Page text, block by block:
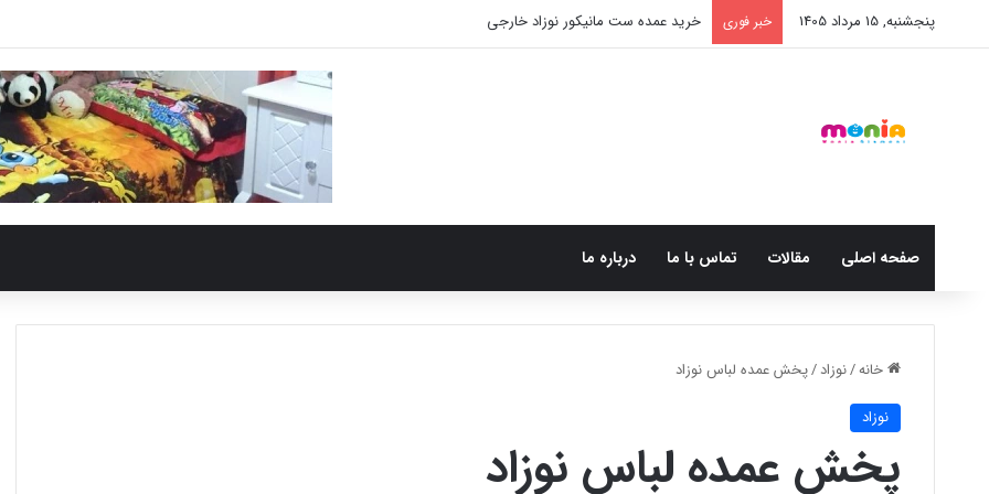
پنجشنبه, 15 مرداد 1405 خبر فوری خرید شامپو سر و بدن 500 میل کودک موستلا
صفحه اصلی مقالات تماس با ما درباره ما
خانه/نوزاد/پخش عمده لباس نوزاد
نوزاد
پخش عمده لباس نوزاد